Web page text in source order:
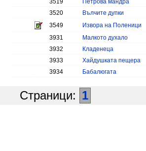
3519
Петрова мандра
3520
Вълчите дупки
3549
Извора на Поленици
3931
Малкото духало
3932
Кладенеца
3933
Хайдушката пещера
3934
Бабалюгата
Страници: 1